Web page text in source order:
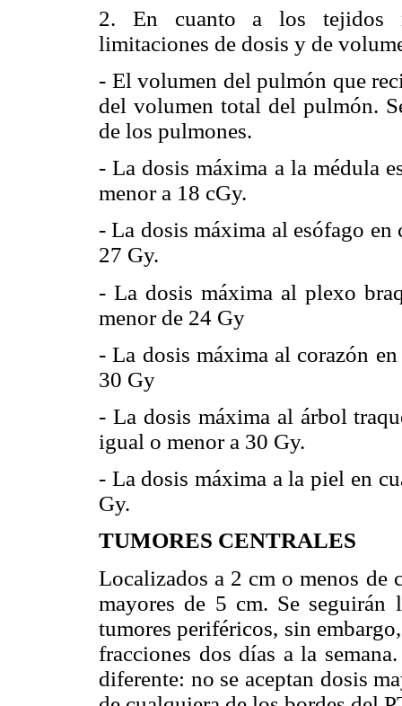
2. En cuanto a los tejidos
limitaciones de dosis y de
- El volumen del pulmón que
del volumen total del pulmón.
de los pulmones.
- La dosis máxima a la médula
menor a 18 cGy.
- La dosis máxima al esófago
27 Gy.
- La dosis máxima al plexo
menor de 24 Gy
- La dosis máxima al corazón
30 Gy
- La dosis máxima al árbol
igual o menor a 30 Gy.
- La dosis máxima a la piel en
Gy.
TUMORES CENTRALES
Localizados a 2 cm o menos de
mayores de 5 cm. Se seguirán
tumores periféricos, sin
fracciones dos días a la
diferente: no se aceptan dosis